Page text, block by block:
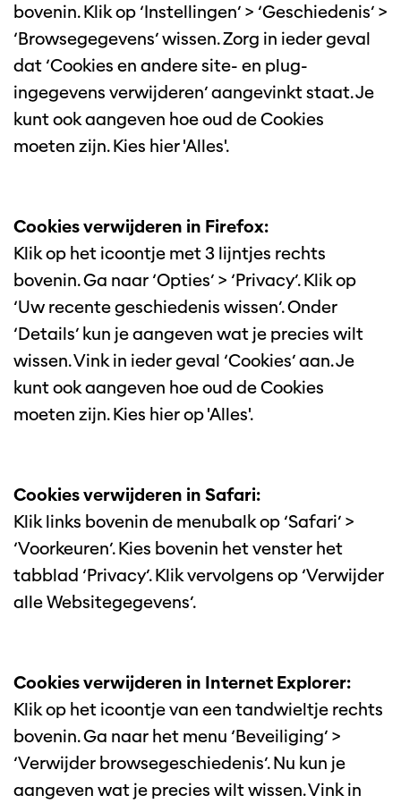
bovenin. Klik op ‘Instellingen’ > ‘Geschiedenis’ >
‘Browsegegevens’ wissen. Zorg in ieder geval
dat ‘Cookies en andere site- en plug-
ingegevens verwijderen’ aangevinkt staat. Je
kunt ook aangeven hoe oud de Cookies
moeten zijn. Kies hier 'Alles'.
Cookies verwijderen in Firefox:
Klik op het icoontje met 3 lijntjes rechts
bovenin. Ga naar ‘Opties’ > ‘Privacy’. Klik op
‘Uw recente geschiedenis wissen’. Onder
‘Details’ kun je aangeven wat je precies wilt
wissen. Vink in ieder geval ‘Cookies’ aan. Je
kunt ook aangeven hoe oud de Cookies
moeten zijn. Kies hier op 'Alles'.
Cookies verwijderen in Safari:
Klik links bovenin de menubalk op ‘Safari’ >
‘Voorkeuren’. Kies bovenin het venster het
tabblad ‘Privacy’. Klik vervolgens op ‘Verwijder
alle Websitegegevens’.
Cookies verwijderen in Internet Explorer:
Klik op het icoontje van een tandwieltje rechts
bovenin. Ga naar het menu ‘Beveiliging’ >
‘Verwijder browsegeschiedenis’. Nu kun je
aangeven wat je precies wilt wissen. Vink in